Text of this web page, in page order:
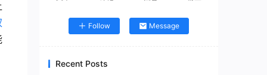
Follow Message
Recent Posts